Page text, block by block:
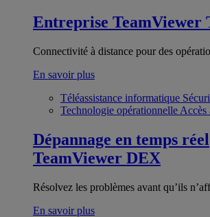
Entreprise TeamViewer
Connectivité à distance pour des
En savoir plus
Téléassistance informatique
Technologie opérationnelle Accès
Dépannage en temps réel
TeamViewer DEX
Résolvez les problèmes avant qu’ils
En savoir plus